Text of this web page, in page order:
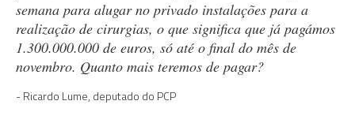
semana para alugar no privado instalações para a
realização de cirurgias, o que significa que já pagámos
1.300.000.000 de euros, só até o final do mês de
novembro. Quanto mais teremos de pagar?
Ricardo Lume, deputado do PCP